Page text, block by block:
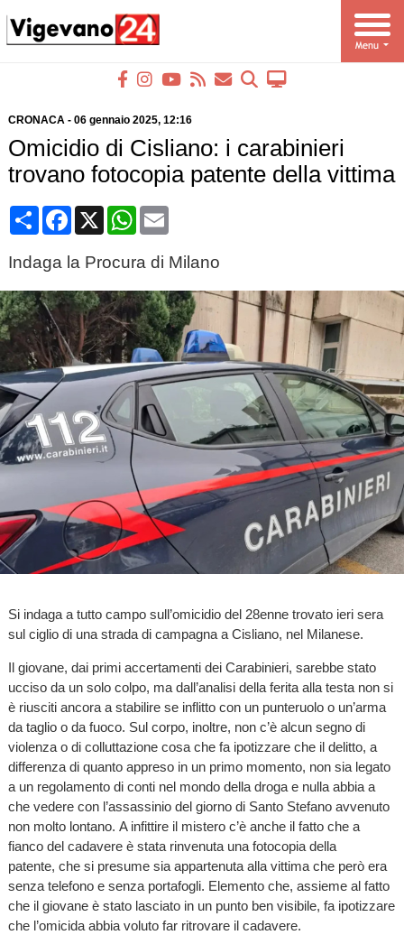
CRONACA- 06 gennaio 2025, 12:16
Omicidio di Cisliano: i carabinieri
trovano fotocopia patente della vittima
CondividiFacebook
X WhatsApp
Email
Indaga la Procura di Milano
Si indaga a tutto campo sull’omicidio del 28enne trovato ieri sera
sul ciglio di una strada di campagna a Cisliano, nel Milanese.
Il giovane, dai primi accertamenti dei Carabinieri, sarebbe stato
ucciso da un solo colpo, ma dall’analisi della ferita alla testa non si
è riusciti ancora a stabilire se inflitto con un punteruolo o un’arma
da taglio o da fuoco. Sul corpo, inoltre, non c’è alcun segno di
violenza o di colluttazione cosa che fa ipotizzare che il delitto, a
differenza di quanto appreso in un primo momento, non sia legato
a un regolamento di conti nel mondo della droga e nulla abbia a
che vedere con l’assassinio del giorno di Santo Stefano avvenuto
non molto lontano. A infittire il mistero c’è anche il fatto che a
fianco del cadavere è stata rinvenuta una fotocopia della
patente, che si presume sia appartenuta alla vittima che però era
senza telefono e senza portafogli. Elemento che, assieme al fatto
che il giovane è stato lasciato in un punto ben visibile, fa ipotizzare
che l’omicida abbia voluto far ritrovare il cadavere.